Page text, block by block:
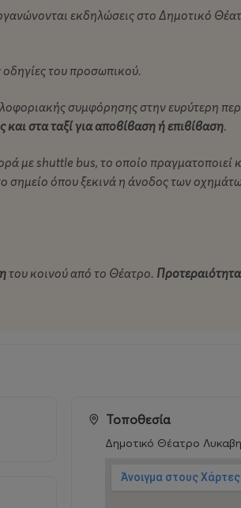
εκδηλώσεις στο Δημοτικό
του προσωπικού.
συμφόρησης στην ευρύτερη
στα ταξί για αποβίβαση ή επιβίβαση.
με shuttle bus, το οποίο πραγματοποιεί
σημείο όπου ξεκινά η άνοδος των
του κοινού από το Θέατρο.
Τοποθεσία
Δημοτικό Θέατρο